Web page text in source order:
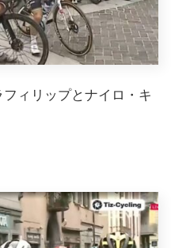
ィリップとナイロ・キ